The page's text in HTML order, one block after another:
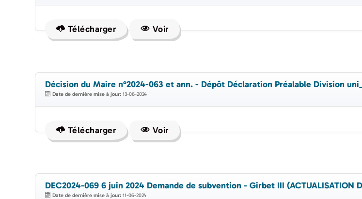
Télécharger Voir
Décision du Maire n°2024-063 et ann. - Dépôt Déclaration Préalable Division
Date de dernière mise à jour: 13-06-2024
Télécharger Voir
DEC2024-069 6 juin 2024 Demande de subvention - Girbet III (ACTUALISATION
Date de dernière mise à jour: 11-06-2024